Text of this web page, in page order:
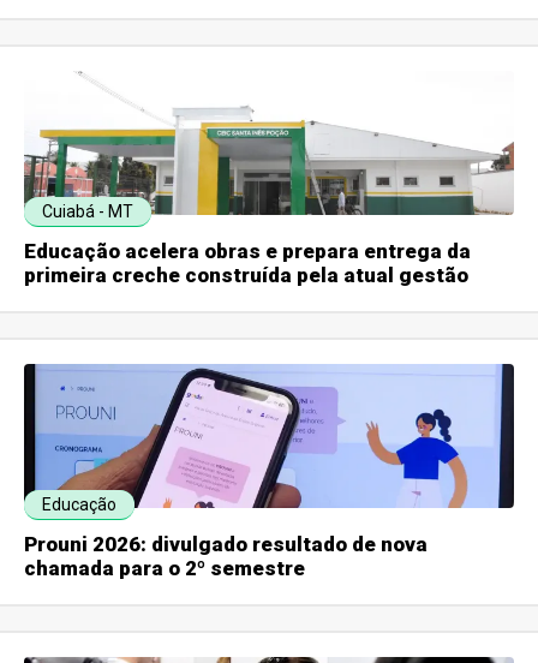
Cuiabá - MT
Educação acelera obras e prepara entrega da
primeira creche construída pela atual gestão
Educação
Prouni 2026: divulgado resultado de nova
chamada para o 2º semestre